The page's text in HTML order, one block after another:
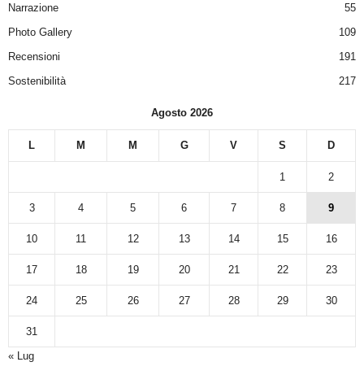
Narrazione
55
Photo Gallery
109
Recensioni
191
Sostenibilità
217
Agosto 2026
L M M G V S D
1 2
3 4 5 6 7 8 9
10 11 12 13 14 15 16
17 18 19 20 21 22 23
24 25 26 27 28 29 30
31
« Lug